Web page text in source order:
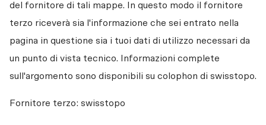
del fornitore di tali mappe. In questo modo il fornitore
terzo riceverà sia l'informazione che sei entrato nella
pagina in questione sia i tuoi dati di utilizzo necessari da
un punto di vista tecnico. Informazioni complete
sull'argomento sono disponibili su colophon di swisstopo.
Fornitore terzo: swisstopo